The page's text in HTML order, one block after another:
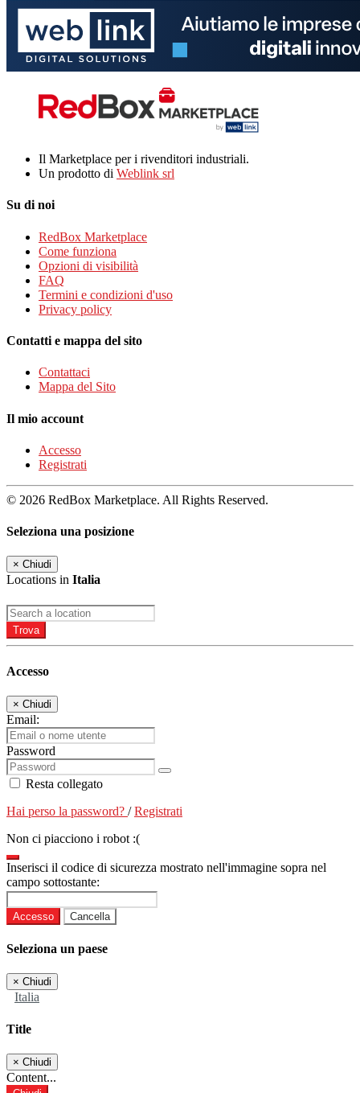
Il Marketplace per i rivenditori industriali.
Un prodotto di Weblink srl
Su di noi
RedBox Marketplace
Come funziona
Opzioni di visibilità
FAQ
Termini e condizioni d'uso
Privacy policy
Contatti e mappa del sito
Contattaci
Mappa del Sito
Il mio account
Accesso
Registrati
© 2026 RedBox Marketplace. All Rights Reserved.
Seleziona una posizione
× Chiudi
Locations in Italia
Trova
Accesso
× Chiudi
Email:
Password
Resta collegato
Hai perso la password? /Registrati
Non ci piacciono i robot :(
Inserisci il codice di sicurezza mostrato nell'immagine sopra nel
campo sottostante:
Accesso Cancella
Seleziona un paese
× Chiudi
Italia
Title
× Chiudi
Content...